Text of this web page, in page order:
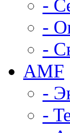
-
-
-
AMF
-
-